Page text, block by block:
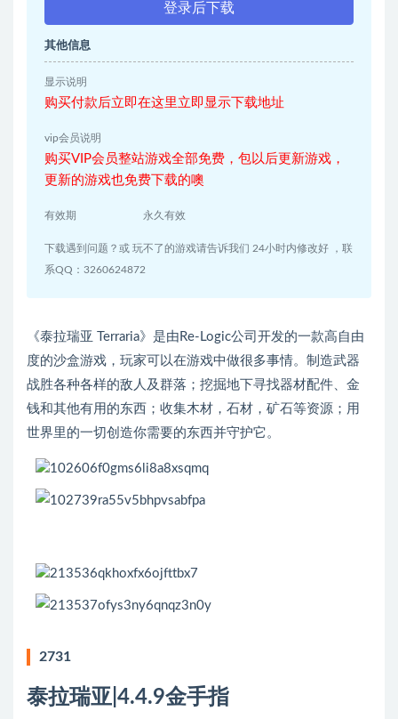
登录后下载
其他信息
显示说明
购买付款后立即在这里立即显示下载地址
vip会员说明
购买VIP会员整站游戏全部免费，包以后更新游戏，
更新的游戏也免费下载的噢
有效期 永久有效
下载遇到问题？或 玩不了的游戏请告诉我们 24小时内修改好 ，联
系QQ：3260624872
《泰拉瑞亚 Terraria》是由Re-Logic公司开发的一款高自由
度的沙盒游戏，玩家可以在游戏中做很多事情。制造武器
战胜各种各样的敌人及群落；挖掘地下寻找器材配件、金
钱和其他有用的东西；收集木材，石材，矿石等资源；用
世界里的一切创造你需要的东西并守护它。
2731
泰拉瑞亚|4.4.9金手指